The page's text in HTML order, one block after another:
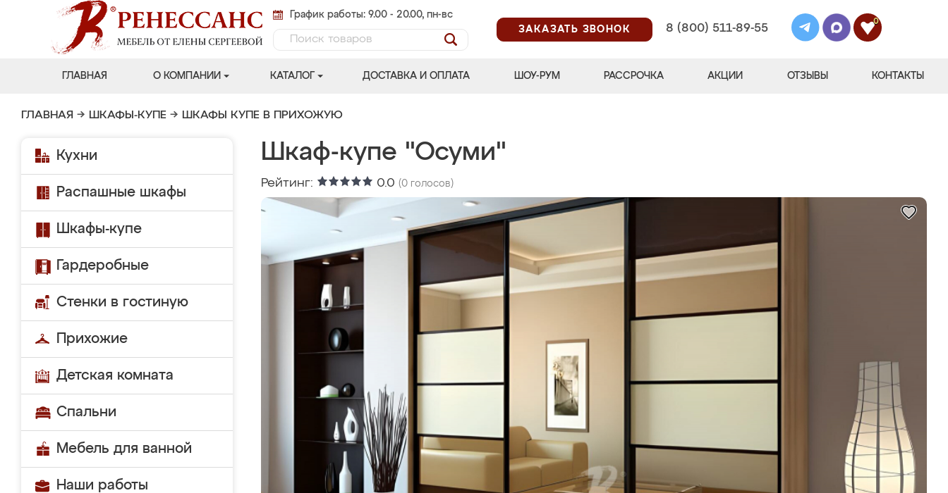
График работы: 9.00 - 20.00, пн-вс
ЗАКАЗАТЬ ЗВОНОК
8 (800) 511-89-55
0
ГЛАВНАЯ О КОМПАНИИ КАТАЛОГ ДОСТАВКА И ОПЛАТА ШОУ-РУМ РАССРОЧКА АКЦИИ ОТЗЫВЫ КОНТАКТЫ
ГЛАВНАЯ → ШКАФЫ-КУПЕ → ШКАФЫ КУПЕ В ПРИХОЖУЮ
Кухни
Распашные шкафы
Шкафы-купе
Гардеробные
Стенки в гостиную
Прихожие
Детская комната
Спальни
Мебель для ванной
Наши работы
Шкаф-купе "Осуми"
Рейтинг: 0.0 (0 голосов)